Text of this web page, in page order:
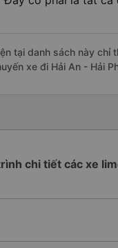
tại danh sách này chỉ
xe đi Hải An - Hải
chi tiết các xe